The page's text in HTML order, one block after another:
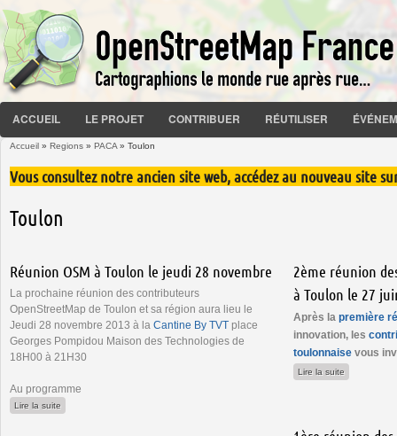
ACCUEIL LE PROJET CONTRIBUER RÉUTILISER
Vous êtes ici
Accueil » Regions » PACA » Toulon
Vous consultez notre ancien site web, accédez au nouveau site
Toulon
Réunion OSM à Toulon le jeudi 28 novembre
La prochaine réunion des contributeurs
OpenStreetMap de Toulon et sa région aura lieu le
Jeudi 28 novembre 2013 à la Cantine By TVT place
Georges Pompidou Maison des Technologies de
18H00 à 21H30
Au programme
Lire la suite
2ème réunion
à Toulon le 27
Après la première
innovation, les
toulonnaise vous
Lire la suite